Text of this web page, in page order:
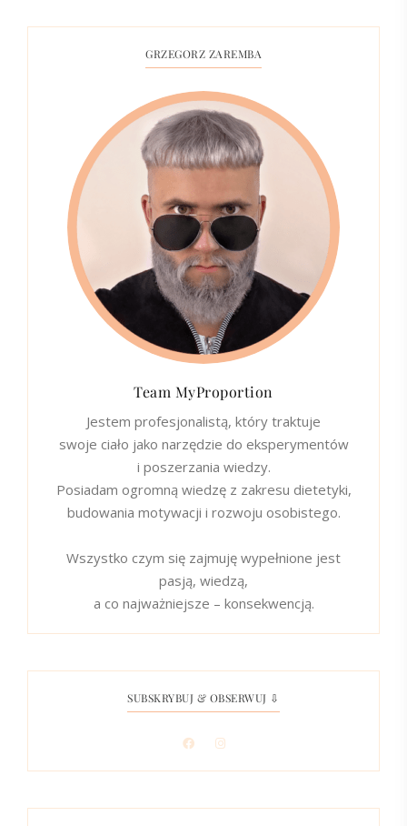
GRZEGORZ ZAREMBA
Team MyProportion
Jestem profesjonalistą, który traktuje
swoje ciało jako narzędzie do eksperymentów
i poszerzania wiedzy.
Posiadam ogromną wiedzę z zakresu dietetyki,
budowania motywacji i rozwoju osobistego.
Wszystko czym się zajmuję wypełnione jest
pasją, wiedzą,
a co najważniejsze – konsekwencją.
SUBSKRYBUJ & OBSERWUJ ⇩